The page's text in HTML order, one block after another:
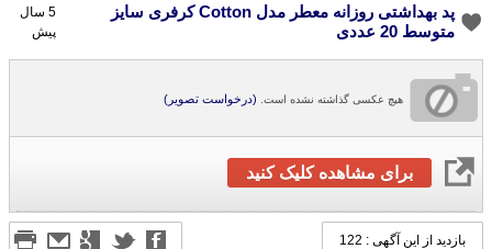
پد بهداشتی روزانه معطر مدل Cotton کرفری سایز
متوسط 20 عددی
5 سال
پیش
هیچ عکسی گذاشته نشده است. (درخواست تصویر)
برای مشاهده کلیک کنید
بازدید از این آگهی : 122